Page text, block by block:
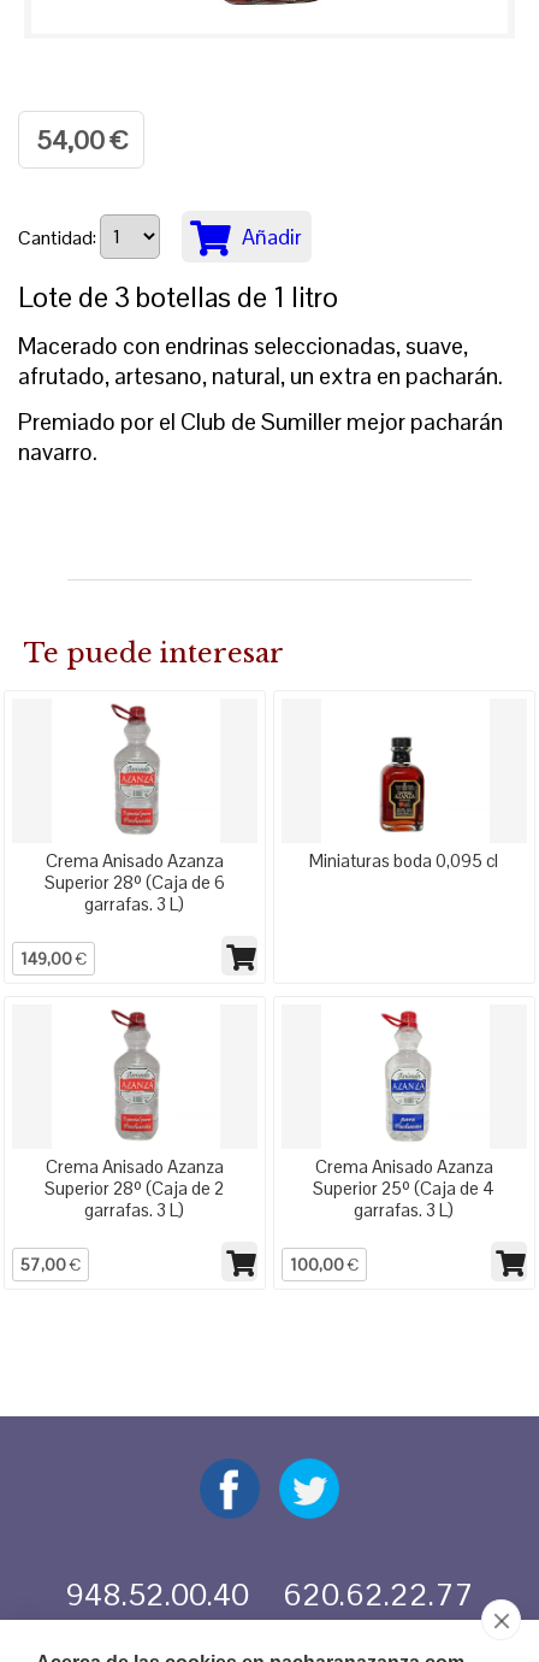
54,00 €
Cantidad: Añadir
Lote de 3 botellas de 1 litro
Macerado con endrinas seleccionadas, suave,
afrutado, artesano, natural, un extra en pacharán.
Premiado por el Club de Sumiller mejor pacharán
navarro.
Te puede interesar
Crema Anisado Azanza
Superior 28º (Caja de 6
garrafas. 3 L)
149,00€
Miniaturas boda 0,095 cl
Crema Anisado Azanza
Superior 28º (Caja de 2
garrafas. 3 L)
57,00€
Crema Anisado Azanza
Superior 25º (Caja de 4
garrafas. 3 L)
100,00€
948.52.00.40 620.62.22.77